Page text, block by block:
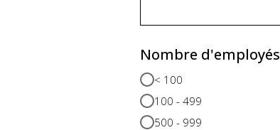
Nombre d'employés
< 100
100 - 499
500 - 999